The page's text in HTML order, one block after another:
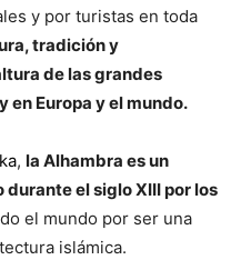
y por turistas en toda
tradición y
de las grandes
Europa y el mundo.
, la Alhambra es un
el siglo XIII por los
el mundo por ser una
islámica.